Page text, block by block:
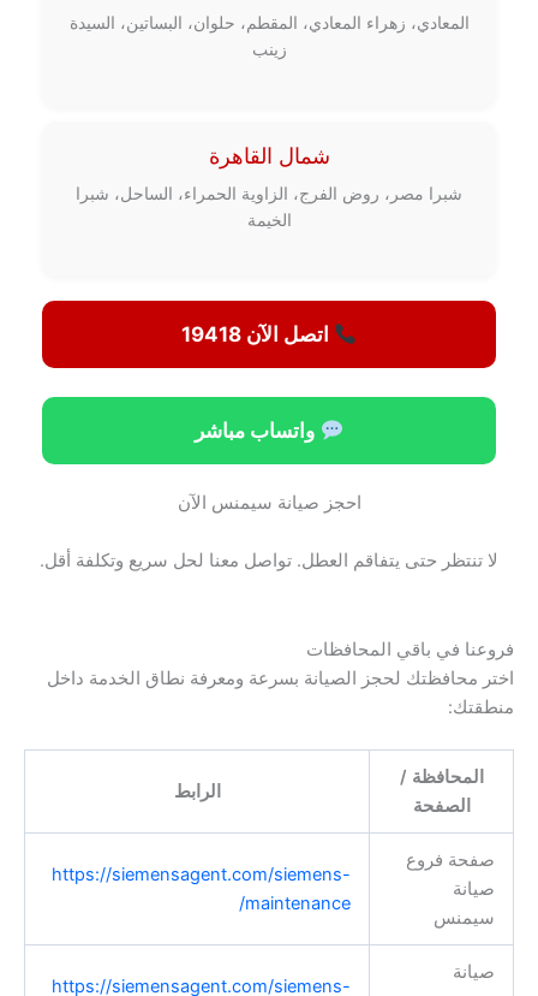
المعادي، زهراء المعادي، المقطم، حلوان، البساتين، السيدة
زينب
شمال القاهرة
شبرا مصر، روض الفرج، الزاوية الحمراء، الساحل، شبرا
الخيمة
اتصل الآن 19418
واتساب مباشر
احجز صيانة سيمنس الآن
لا تنتظر حتى يتفاقم العطل. تواصل معنا لحل سريع وتكلفة أقل.
فروعنا في باقي المحافظات
اختر محافظتك لحجز الصيانة بسرعة ومعرفة نطاق الخدمة داخل
منطقتك:
المحافظة /
الصفحة
الرابط
صفحة فروع
صيانة
سيمنس
https://siemensagent.com/siemens-
maintenance/
صيانة
https://siemensagent.com/siemens-